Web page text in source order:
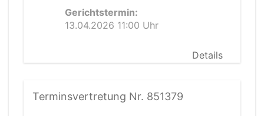
Gerichtstermin:
13.04.2026 11:00 Uhr
Details
Terminsvertretung Nr. 851379